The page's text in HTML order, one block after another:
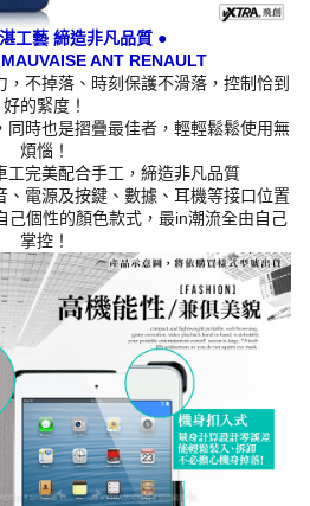
工藝 締造非凡品質 ●
ANT RENAULT
，不掉落、時刻保護不滑落，控制恰到
好的緊度！
同時也是摺疊最佳者，輕輕鬆鬆使用無
煩惱！
工完美配合手工，締造非凡品質
、電源及按鍵、數據、耳機等接口位置
己個性的顏色款式，最in潮流全由自己
掌控！